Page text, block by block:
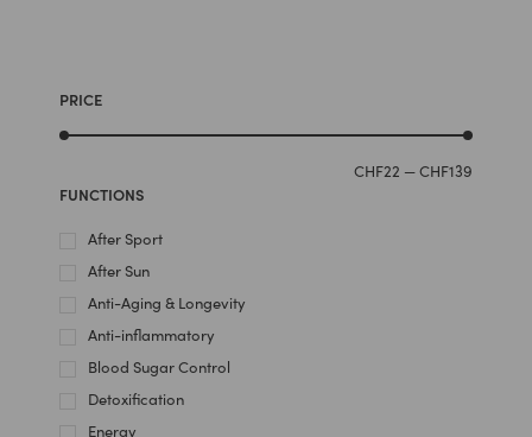
PRICE
CHF22 —CHF139
FUNCTIONS
After Sport
After Sun
Anti-Aging & Longevity
Anti-inflammatory
Blood Sugar Control
Detoxification
Energy